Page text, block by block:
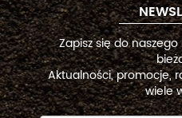
Zapisz się do
Aktualności, promocje,
wiele